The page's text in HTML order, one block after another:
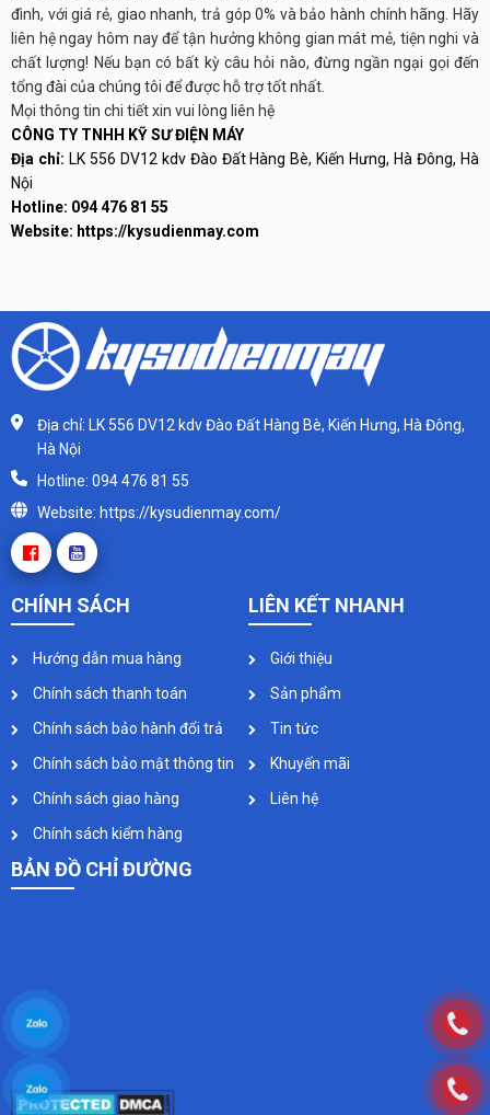
đình, với giá rẻ, giao nhanh, trả góp 0% và bảo hành chính hãng. Hãy
liên hệ ngay hôm nay để tận hưởng không gian mát mẻ, tiện nghi và
chất lượng! Nếu bạn có bất kỳ câu hỏi nào, đừng ngần ngại gọi đến
tổng đài của chúng tôi để được hỗ trợ tốt nhất.
Mọi thông tin chi tiết xin vui lòng liên hệ
CÔNG TY TNHH KỸ SƯ ĐIỆN MÁY
Địa chỉ: LK 556 DV12 kdv Đào Đất Hàng Bè, Kiến Hưng, Hà Đông, Hà
Nội
Hotline: 094 476 81 55
Website: https://kysudienmay.com
Địa chỉ: LK 556 DV12 kdv Đào Đất Hàng Bè, Kiến Hưng, Hà Đông,
Hà Nội
Hotline: 094 476 81 55
Website: https://kysudienmay.com/
CHÍNH SÁCH
Hướng dẫn mua hàng
Chính sách thanh toán
Chính sách bảo hành đổi trả
Chính sách bảo mật thông tin
Chính sách giao hàng
Chính sách kiểm hàng
LIÊN KẾT NHANH
Giới thiệu
Sản phẩm
Tin tức
Khuyến mãi
Liên hệ
BẢN ĐỒ CHỈ ĐƯỜNG